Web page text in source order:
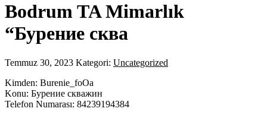
Bodrum TA Mimarlık
“Бурение сква
Temmuz 30, 2023 Kategori: Uncategorized
Kimden: Burenie_foOa
Konu: Бурение скважин
Telefon Numarası: 84239194384